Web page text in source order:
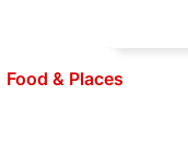
Food & Places